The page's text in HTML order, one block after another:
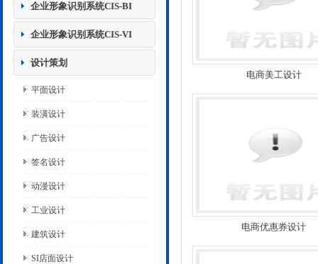
企业形象识别系统CIS-BI
企业形象识别系统CIS-VI
设计策划
平面设计
装潢设计
广告设计
签名设计
动漫设计
工业设计
建筑设计
SI店面设计
电商美工设计
电商优惠券设计